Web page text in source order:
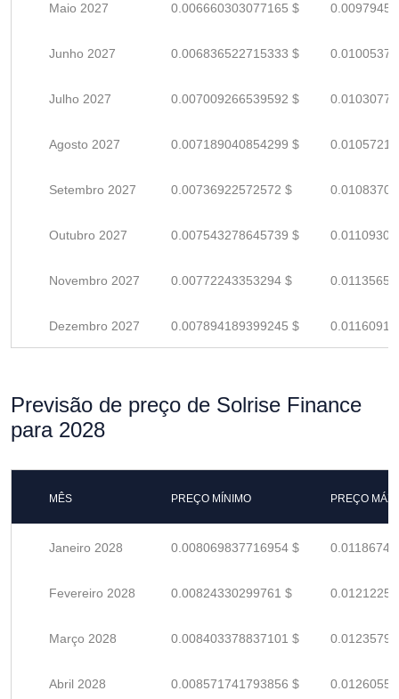
Maio 2027 0.006660303077165 $
Junho 2027 0.006836522715333 $
Julho 2027 0.007009266539592 $
Agosto 2027 0.007189040854299 $
Setembro 2027 0.00736922572572 $
Outubro 2027 0.007543278645739 $
Novembro 2027 0.00772243353294 $
Dezembro 2027 0.007894189399245 $
Previsão de preço de Solrise Finance
para 2028
MÊS PREÇO MÍNIMO PREÇO
Janeiro 2028 0.008069837716954 $
Fevereiro 2028 0.00824330299761 $
Março 2028 0.008403378837101 $
Abril 2028 0.008571741793856 $